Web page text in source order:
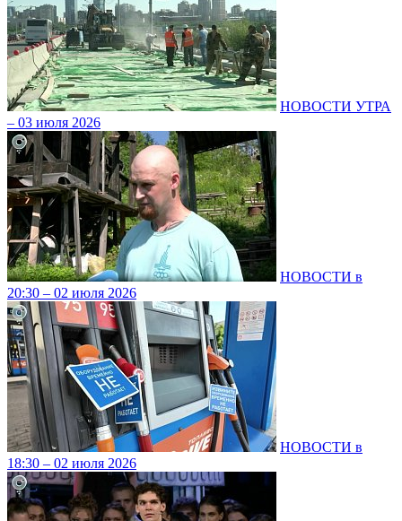
НОВОСТИ УТРА
– 03 июля 2026
НОВОСТИ в
20:30 – 02 июля 2026
НОВОСТИ в
18:30 – 02 июля 2026